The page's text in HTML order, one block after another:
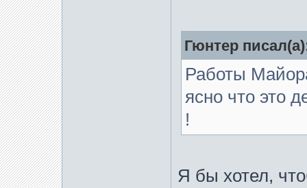
Гюнтер
Работы
ясно что это
!
Я бы хотел,